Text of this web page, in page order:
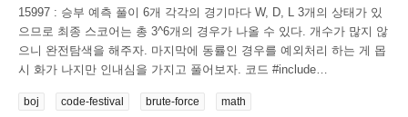
15997 : 승부 예측 풀이 6개 각각의 경기마다 W, D, L 3개의 상태가 있
으므로 최종 스코어는 총 3^6개의 경우가 나올 수 있다. 개수가 많지 않
으니 완전탐색을 해주자. 마지막에 동률인 경우를 예외처리 하는 게 몹
시 화가 나지만 인내심을 가지고 풀어보자. 코드 #include
std; map<string, int> m; struct abc { int x, y; double w, d, l; } a[6]; int
boj code-festival brute-force math